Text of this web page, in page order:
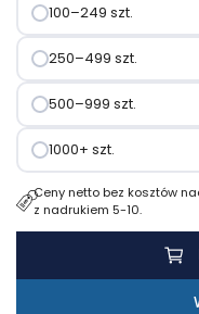
100–249 szt.
250–499 szt.
500–999 szt.
1000+ szt.
Ceny netto bez kosztów
z nadrukiem 5-10.